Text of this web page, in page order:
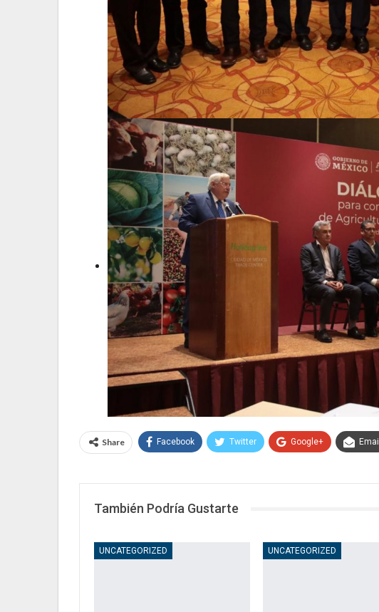
Share Facebook Twitter Google+ Email
También Podría Gustarte
UNCATEGORIZED UNCATEGORIZED